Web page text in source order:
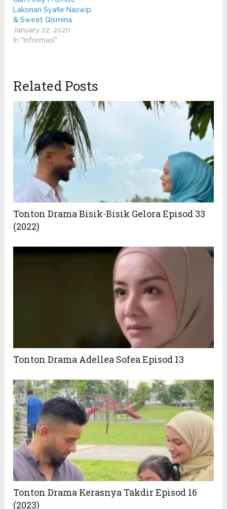
Lakonan Syafie Naswip
& Sweet Qismina
January 22, 2020
In "Informasi"
Related Posts
Tonton Drama Bisik-Bisik Gelora Episod 33
(2022)
Tonton Drama Adellea Sofea Episod 13
Tonton Drama Kerasnya Takdir Episod 16
(2023)